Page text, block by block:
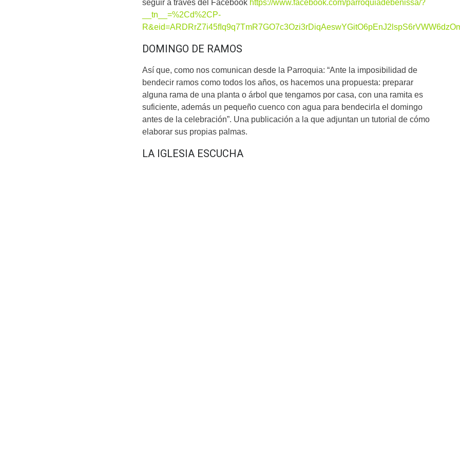
seguir a través del Facebook https://www.facebook.com/parroquiadebenissa/?
__tn__=%2Cd%2CP-
DOMINGO DE RAMOS
Así que, como nos comunican desde la Parroquia: “Ante la imposibilidad de
bendecir ramos como todos los años, os hacemos una propuesta: preparar
alguna rama de una planta o árbol que tengamos por casa, con una ramita es
suficiente, además un pequeño cuenco con agua para bendecirla el domingo
antes de la celebración”. Una publicación a la que adjuntan un tutorial de cómo
elaborar sus propias palmas.
LA IGLESIA ESCUCHA